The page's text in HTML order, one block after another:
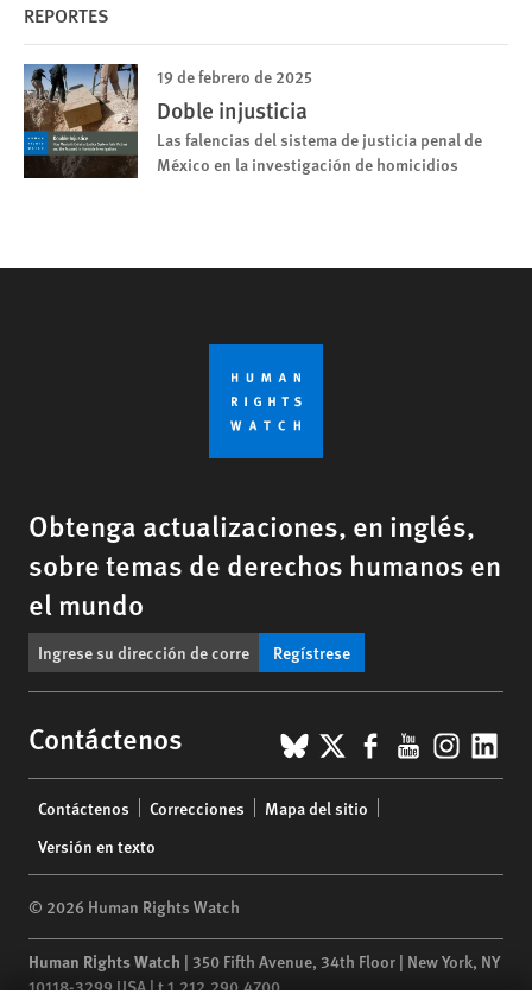
REPORTES
19 de febrero de 2025
Doble injusticia
Las falencias del sistema de justicia penal de
México en la investigación de homicidios
Obtenga actualizaciones, en inglés,
sobre temas de derechos humanos en
el mundo
Regístrese
Contáctenos BlueSky
X Facebook
YouTube
menu
Contáctenos Correcciones
Mapa del sitio
Versión en texto
© 2026 Human Rights Watch
Human Rights Watch | 350 Fifth Avenue, 34th Floor | New York, NY
10118-3299USA|t1.212.290.4700